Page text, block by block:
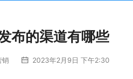
布的渠道有哪些
销 2023年2月9日 下午2:30